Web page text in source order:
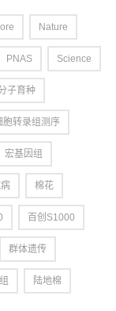
Nature
PNAS Science
子育种
胞转录组测序
宏基因组
棉花
百创S1000
群体遗传
陆地棉